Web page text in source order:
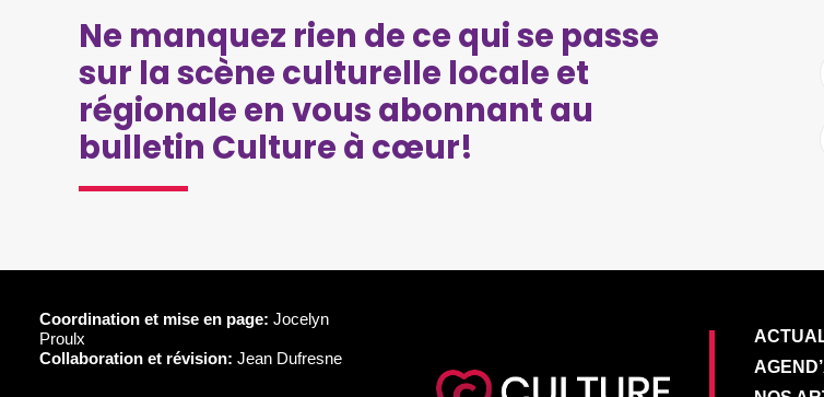
Ne manquez rien de ce qui se passe
sur la scène culturelle locale et
régionale en vous abonnant au
bulletin Culture à cœur!
Coordination et mise en page: Jocelyn
Proulx
Collaboration et révision: Jean Dufresne